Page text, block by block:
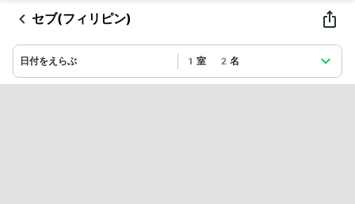
セブ(フィリピン)
日付をえらぶ 1室 2名